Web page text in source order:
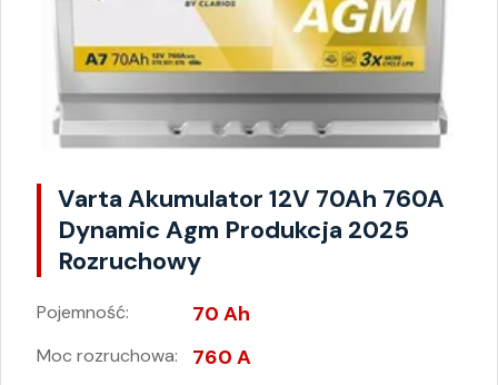
Varta Akumulator 12V 70Ah 760A
Dynamic Agm Produkcja 2025
Rozruchowy
Pojemność: 70 Ah
Moc rozruchowa: 760 A